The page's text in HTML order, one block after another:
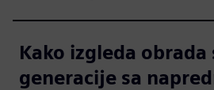
Kako izgleda obrada
generacije sa